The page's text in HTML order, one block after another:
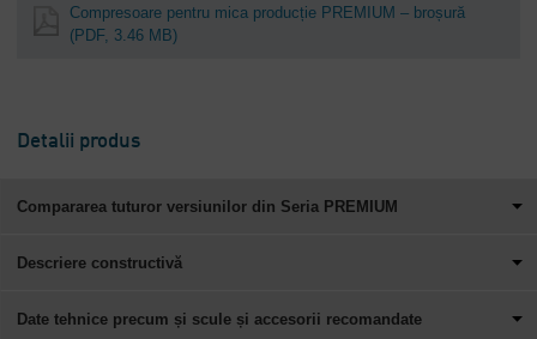
Compresoare pentru mica producție PREMIUM – broșură
(PDF, 3.46 MB)
Detalii produs
Compararea tuturor versiunilor din Seria PREMIUM
Descriere constructivă
Date tehnice precum și scule și accesorii recomandate